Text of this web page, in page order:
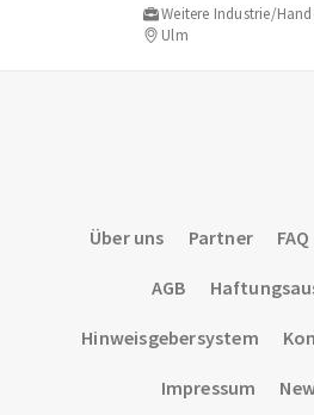
Weitere Industrie/
Ulm
Über uns Partner FAQ
AGB
Hinweisgebersystem
Impressum